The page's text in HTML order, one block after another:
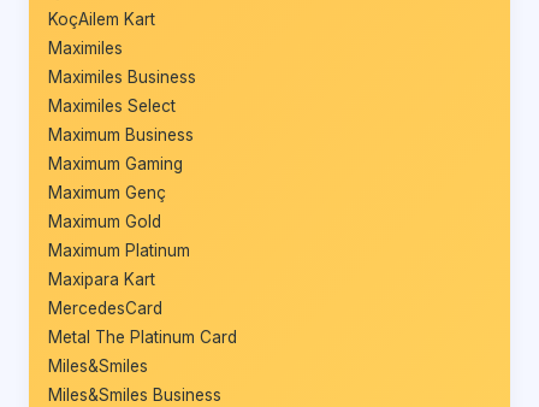
KoçAilem Kart
Maximiles
Maximiles Business
Maximiles Select
Maximum Business
Maximum Gaming
Maximum Genç
Maximum Gold
Maximum Platinum
Maxipara Kart
MercedesCard
Metal The Platinum Card
Miles&Smiles
Miles&Smiles Business